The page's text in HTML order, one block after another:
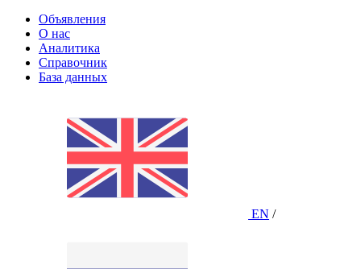
Объявления
О нас
Аналитика
Справочник
База данных
EN /